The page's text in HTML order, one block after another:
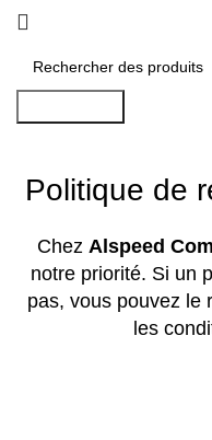
Politique de
Chez Alspeed
notre priorité. Si un
pas, vous pouvez le
les